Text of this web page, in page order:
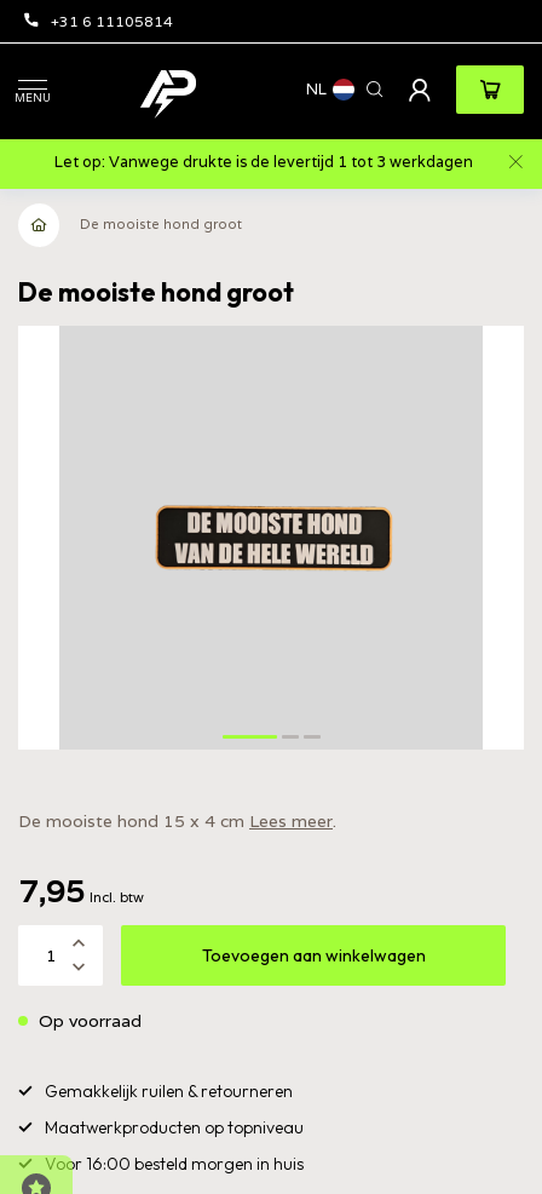
+31 6 11105814
MENU NL
Let op: Vanwege drukte is de levertijd 1 tot 3 werkdagen
De mooiste hond groot
De mooiste hond groot
De mooiste hond 15 x 4 cm Lees meer.
7,95 Incl. btw
Toevoegen aan winkelwagen
Op voorraad
Gemakkelijk ruilen & retourneren
Maatwerkproducten op topniveau
Voor 16:00 besteld morgen in huis